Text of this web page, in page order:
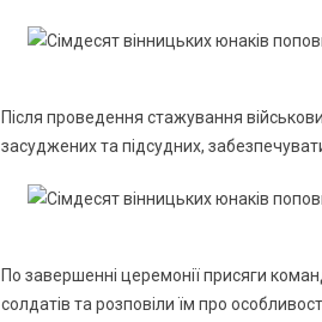
Після проведення стажування
засуджених та підсудних,
По завершенні церемонії присяги
солдатів та розповіли їм про